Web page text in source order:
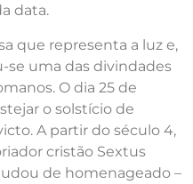
data.
que representa a luz e,
se uma das divindades
O dia 25 de
o solstício de
A partir do século 4,
cristão Sextus
de homenageado –